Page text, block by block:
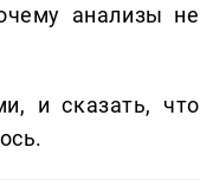
анализы не
и сказать, что